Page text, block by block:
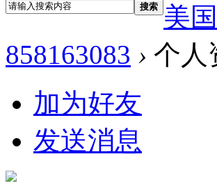
搜索
美
858163083 › 个人
加为好友
发送消息